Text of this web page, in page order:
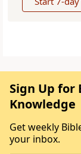
Sign Up for
Knowledge
Get weekly
your inbox.